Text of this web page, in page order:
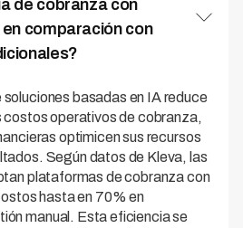
de cobranza con
comparación con
basadas en IA reduce
operativos de cobranza,
optimicen sus recursos
Según datos de Kleva, las
plataformas de cobranza con
hasta en 70% en
manual. Esta eficiencia se